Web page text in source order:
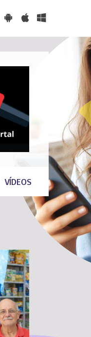
VÍDEOS